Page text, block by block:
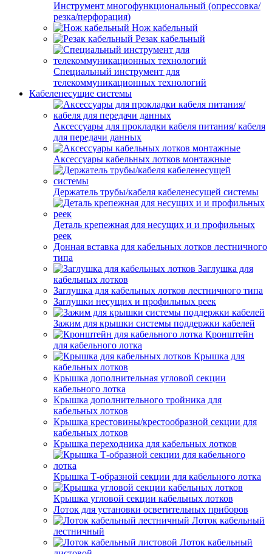
Инструмент многофункциональный (опрессовка/
резка/перфорация)
Нож кабельный
Резак кабельный
Специальный инструмент для
телекоммуникационных технологий
Кабеленесущие системы
Аксессуары для прокладки кабеля питания/ кабеля
для передачи данных
Аксессуары кабельных лотков монтажные
Держатель трубы/кабеля кабеленесущей системы
Деталь крепежная для несущих и и профильных
реек
Донная вставка для кабельных лотков лестничного
типа
Заглушка для
кабельных лотков
Заглушка для кабельных лотков лестничного типа
Заглушки несущих и профильных реек
Зажим для крышки системы поддержки кабелей
Кронштейн
для кабельного лотка
Крышка для
кабельных лотков
Крышка дополнительная угловой секции
кабельного лотка
Крышка дополнительного тройника для
кабельных лотков
Крышка крестовины/крестообразной секции для
кабельных лотков
Крышка переходника для кабельных лотков
Крышка Т-образной секции для кабельного лотка
Крышка угловой секции кабельных лотков
Лоток для установки осветительных приборов
Лоток кабельный
лестничный
Лоток кабельный